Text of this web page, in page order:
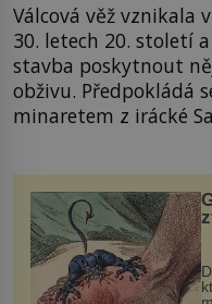
Válcová věž vznikala
30. letech 20. století
stavba poskytnout
obživu. Předpokládá
minaretem z irácké